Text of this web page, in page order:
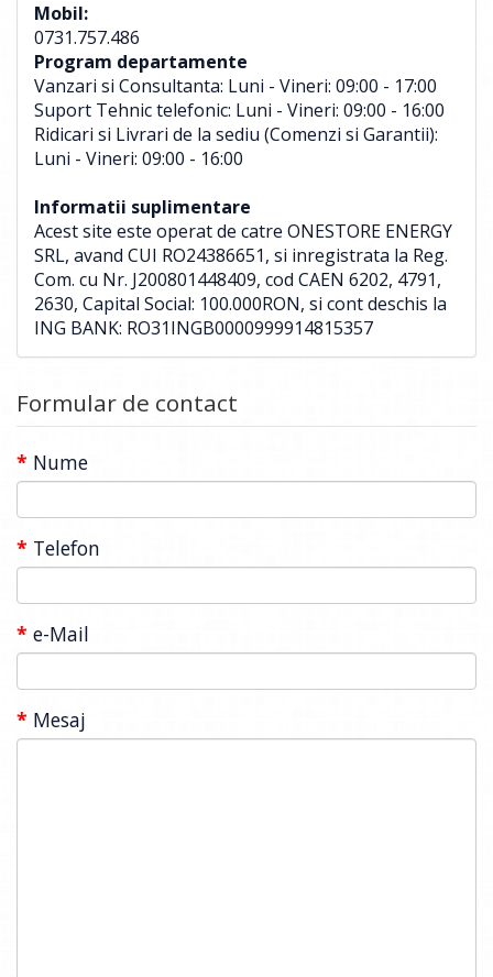
Mobil:
0731.757.486
Program departamente
Vanzari si Consultanta: Luni - Vineri: 09:00 - 17:00
Suport Tehnic telefonic: Luni - Vineri: 09:00 - 16:00
Ridicari si Livrari de la sediu (Comenzi si Garantii):
Luni - Vineri: 09:00 - 16:00
Informatii suplimentare
Acest site este operat de catre ONESTORE ENERGY
SRL, avand CUI RO24386651, si inregistrata la Reg.
Com. cu Nr. J200801448409, cod CAEN 6202, 4791,
2630, Capital Social: 100.000RON, si cont deschis la
ING BANK: RO31INGB0000999914815357
Formular de contact
Nume
Telefon
e-Mail
Mesaj